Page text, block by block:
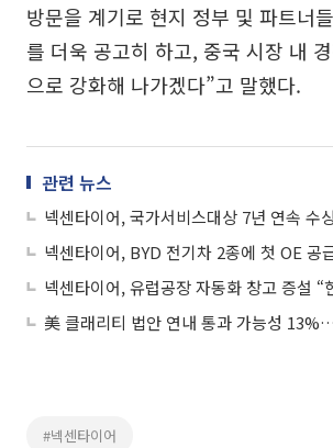
방문을 계기로 현지 정부 및 파트너
를 더욱 공고히 하고, 중국 시장 내
으로 강화해 나가겠다”고 말했다.
관련 뉴스
#넥센타이어